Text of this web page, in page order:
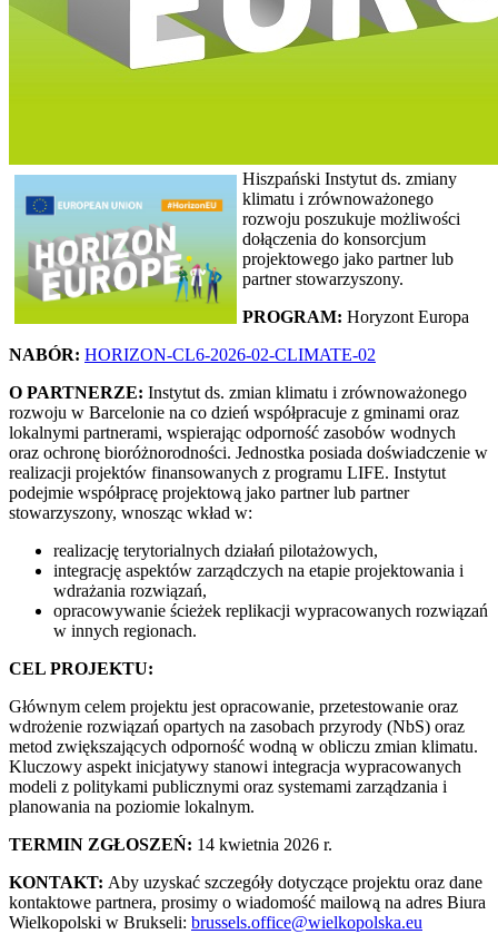
Hiszpański Instytut ds. zmiany
klimatu i zrównoważonego
rozwoju poszukuje możliwości
dołączenia do konsorcjum
projektowego jako partner lub
partner stowarzyszony.
PROGRAM: Horyzont Europa
NABÓR: HORIZON-CL6-2026-02-CLIMATE-02
O PARTNERZE: Instytut ds. zmian klimatu i zrównoważonego
rozwoju w Barcelonie na co dzień współpracuje z gminami oraz
lokalnymi partnerami, wspierając odporność zasobów wodnych
oraz ochronę bioróżnorodności. Jednostka posiada doświadczenie w
realizacji projektów finansowanych z programu LIFE. Instytut
podejmie współpracę projektową jako partner lub partner
stowarzyszony, wnosząc wkład w:
realizację terytorialnych działań pilotażowych,
integrację aspektów zarządczych na etapie projektowania i
wdrażania rozwiązań,
opracowywanie ścieżek replikacji wypracowanych rozwiązań
w innych regionach.
CEL PROJEKTU:
Głównym celem projektu jest opracowanie, przetestowanie oraz
wdrożenie rozwiązań opartych na zasobach przyrody (NbS) oraz
metod zwiększających odporność wodną w obliczu zmian klimatu.
Kluczowy aspekt inicjatywy stanowi integracja wypracowanych
modeli z politykami publicznymi oraz systemami zarządzania i
planowania na poziomie lokalnym.
TERMIN ZGŁOSZEŃ: 14 kwietnia 2026 r.
KONTAKT: Aby uzyskać szczegóły dotyczące projektu oraz dane
kontaktowe partnera, prosimy o wiadomość mailową na adres Biura
Wielkopolski w Brukseli: brussels.office@wielkopolska.eu